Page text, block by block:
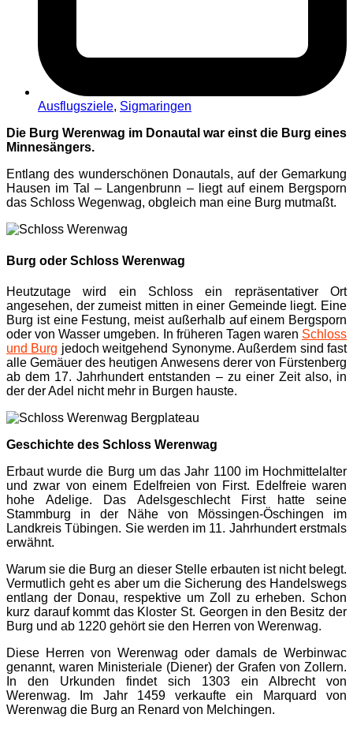
Ausflugsziele, Sigmaringen
Die Burg Werenwag im Donautal war einst die Burg eines
Minnesängers.
Entlang des wunderschönen Donautals, auf der Gemarkung
Hausen im Tal – Langenbrunn – liegt auf einem Bergsporn
das Schloss Wegenwag, obgleich man eine Burg mutmaßt.
Burg oder Schloss Werenwag
Heutzutage wird ein Schloss ein repräsentativer Ort
angesehen, der zumeist mitten in einer Gemeinde liegt. Eine
Burg ist eine Festung, meist außerhalb auf einem Bergsporn
oder von Wasser umgeben. In früheren Tagen waren Schloss
und Burg jedoch weitgehend Synonyme. Außerdem sind fast
alle Gemäuer des heutigen Anwesens derer von Fürstenberg
ab dem 17. Jahrhundert entstanden – zu einer Zeit also, in
der der Adel nicht mehr in Burgen hauste.
Geschichte des Schloss Werenwag
Erbaut wurde die Burg um das Jahr 1100 im Hochmittelalter
und zwar von einem Edelfreien von First. Edelfreie waren
hohe Adelige. Das Adelsgeschlecht First hatte seine
Stammburg in der Nähe von Mössingen-Öschingen im
Landkreis Tübingen. Sie werden im 11. Jahrhundert erstmals
erwähnt.
Warum sie die Burg an dieser Stelle erbauten ist nicht belegt.
Vermutlich geht es aber um die Sicherung des Handelswegs
entlang der Donau, respektive um Zoll zu erheben. Schon
kurz darauf kommt das Kloster St. Georgen in den Besitz der
Burg und ab 1220 gehört sie den Herren von Werenwag.
Diese Herren von Werenwag oder damals de Werbinwac
genannt, waren Ministeriale (Diener) der Grafen von Zollern.
In den Urkunden findet sich 1303 ein Albrecht von
Werenwag. Im Jahr 1459 verkaufte ein Marquard von
Werenwag die Burg an Renard von Melchingen.